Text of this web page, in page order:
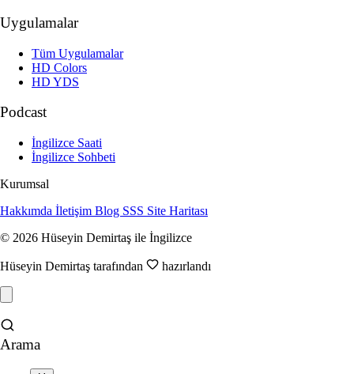
Uygulamalar
Tüm Uygulamalar
HD Colors
HD YDS
Podcast
İngilizce Saati
İngilizce Sohbeti
Kurumsal
Hakkımda İletişim Blog SSS Site Haritası
© 2026 Hüseyin Demirtaş ile İngilizce
Hüseyin Demirtaş tarafından hazırlandı
Arama